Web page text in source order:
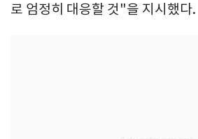
로 엄정히 대응할 것"을 지시했다.